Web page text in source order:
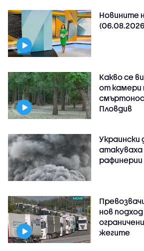
Новините
Какво се
от камери
Пловдив
Украински
атакуваха
нов подход
жегите